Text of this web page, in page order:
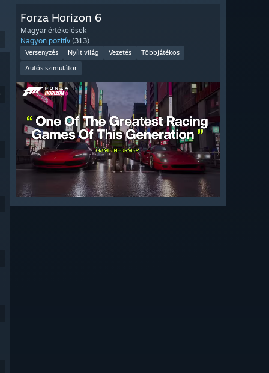
Forza Horizon 6
Magyar értékelések
Nagyon pozitív (313)
Versenyzés Nyílt világ Vezetés
Többjátékos
Autós szimulátor